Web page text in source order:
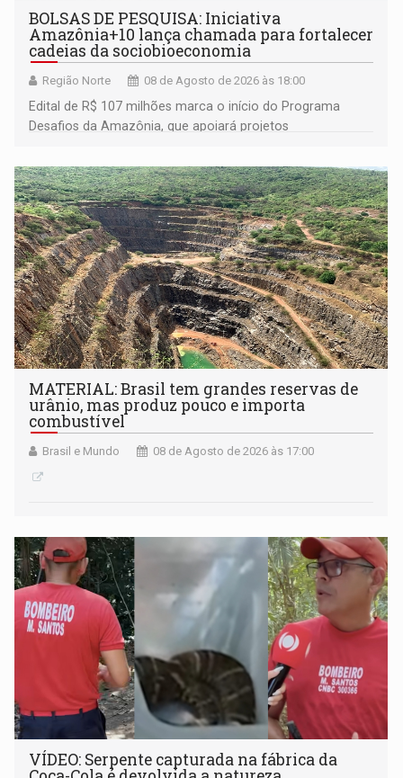
BOLSAS DE PESQUISA: Iniciativa
Amazônia+10 lança chamada para fortalecer
cadeias da sociobioeconomia
Região Norte 08 de Agosto de 2026 às 18:00
Edital de R$ 107 milhões marca o início do Programa
Desafios da Amazônia, que apoiará projetos
submissão de pré-propostas poderá ser feita até 1º de
setembro
MATERIAL: Brasil tem grandes reservas de
urânio, mas produz pouco e importa
combustível
Brasil e Mundo 08 de Agosto de 2026 às 17:00
VÍDEO: Serpente capturada na fábrica da